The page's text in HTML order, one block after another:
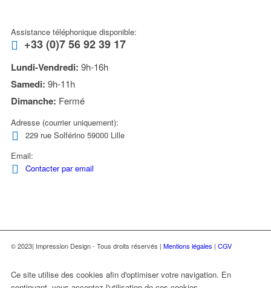
Assistance téléphonique disponible:
+33 (0)7 56 92 39 17
Lundi-Vendredi: 9h-16h
Samedi: 9h-11h
Dimanche: Fermé
Adresse (courrier uniquement):
229 rue Solférino 59000 Lille
Email:
Contacter par email
© 2023| Impression Design - Tous droits réservés | Mentions légales | CGV
Ce site utilise des cookies afin d'optimiser votre navigation. En